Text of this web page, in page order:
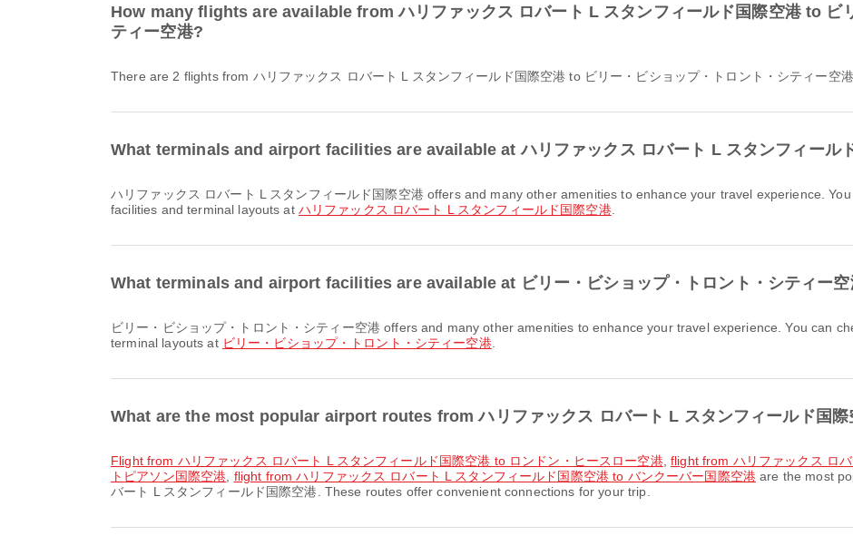
How many flights are available from ハリファックス ロバート L スタンフィールド国際空港 to ビ
ティー空港?
There are 2 flights from ハリファックス ロバート L スタンフィールド国際空港 to ビリー・ビショップ・トロント・シティー空港.
What terminals and airport facilities are available at ハリファックス ロバート L スタンフィール
ハリファックス ロバート L スタンフィールド国際空港 offers and many other amenities to enhance your travel experience. You can check detailed information about
facilities and terminal layouts at ハリファックス ロバート L スタンフィールド国際空港.
What terminals and airport facilities are available at ビリー・ビショップ・トロント・シティー空
ビリー・ビショップ・トロント・シティー空港 offers and many other amenities to enhance your travel experience. You can check detailed information about facilities and
terminal layouts at ビリー・ビショップ・トロント・シティー空港.
What are the most popular airport routes from ハリファックス ロバート L スタンフィールド国際
flight from ハリファックス ロバート L スタンフィールド国際空港 to ロンドン・ヒースロー空港, flight from ハリファックス ロ
トピアソン国際空港 flight from ハリファックス ロバート L スタンフィールド国際空港 to バンクーバー国際空港are the most
バート L スタンフィールド国際空港. These routes offer convenient connections for your trip.